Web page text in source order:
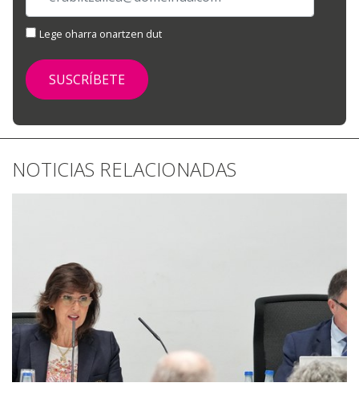
Lege oharra onartzen dut
NOTICIAS RELACIONADAS